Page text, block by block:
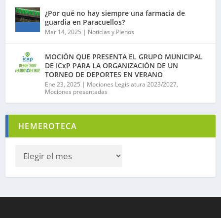
¿Por qué no hay siempre una farmacia de
guardia en Paracuellos?
Mar 14, 2025 | Noticias y Plenos
MOCIÓN QUE PRESENTA EL GRUPO MUNICIPAL
DE ICxP PARA LA ORGANIZACIÓN DE UN
TORNEO DE DEPORTES EN VERANO
Ene 23, 2025 | Mociones Legislatura 2023/2027,
Mociones presentadas
HEMEROTECA